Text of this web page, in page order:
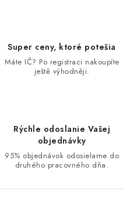
Super ceny, ktoré potešia
Máte IČ? Po registraci nakoupíte
ještě výhodněji.
Rýchle odoslanie Vašej
objednávky
95% objednávok odosielame do
druhého pracovného dňa.